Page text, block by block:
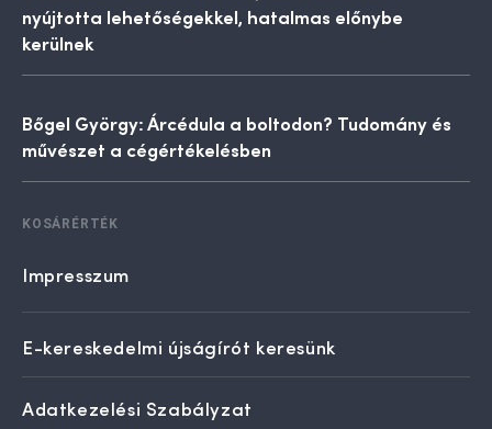
nyújtotta lehetőségekkel, hatalmas előnybe
kerülnek
Bőgel György: Árcédula a boltodon? Tudomány és
művészet a cégértékelésben
KOSÁRÉRTÉK
Impresszum
E-kereskedelmi újságírót keresünk
Adatkezelési Szabályzat